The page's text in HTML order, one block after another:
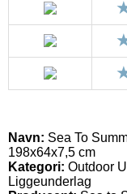
Navn: Sea To
198x64x7,5 cm
Kategori: Outdoor
Liggeunderlag